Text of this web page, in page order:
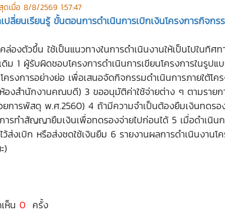
ดเมื่อ 8/8/2569 1:57:47
ปลี่ยนเรียนรู้ ขั้นตอนการดำเนินการเบิกเงินโครงการกิจ
องตัวขึ้น ใช้เป็นแนวทางในการดำเนินงานให้เป็นไปในทิ
ม 1 ผู้รับผิดชอบโครงการดำเนินการเขียนโครงการในรู
รงการอย่างย่อ เพื่อเสนอจัดกิจกรรมดำเนินการภายใต้
สำนักงานคณบดี) 3 ขออนุมัติค่าใช้จ่ายต่าง ๆ ตามรายกา
การพัสดุ พ.ศ.2560) 4 ถ้ามีความจำเป็นต้องยืมเงินทดร
รทำสัญญายืมเงินเพื่อทดรองจ่ายไปก่อนได้ 5 เมื่อดำเนินก
งเบิก หรือส่งชดใช้เงินยืม 6 รายงานผลการดำเนินงาน
)
ห็น 0 ครั้ง